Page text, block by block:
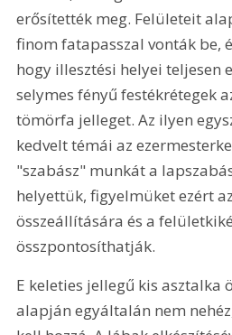
erősítették meg. Felületeit
finom fatapasszal vonták be,
hogy illesztési helyei teljesen
selymes fényű festékrétegek
tömörfa jelleget. Az ilyen
kedvelt témái az
"szabász" munkát a
helyettük, figyelmüket ezért
összeállítására és a
összpontosíthatják.
E keleties jellegű kis asztalka
alapján egyáltalán nem